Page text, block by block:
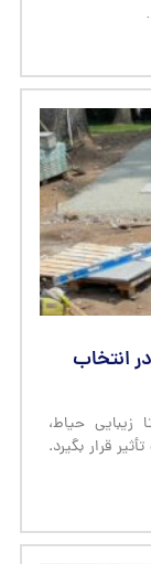
رایج در انتخاب
حیاط،
قرار بگیرد.